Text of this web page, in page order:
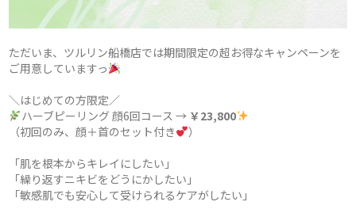
ただいま、ツルリン船橋店では期間限定の超お得なキャンペーンを
ご用意していますっ
＼はじめての方限定／
ハーブピーリング 顔6回コース → ￥23,800
（初回のみ、顔＋首のセット付き
）
「肌を根本からキレイにしたい」
「繰り返すニキビをどうにかしたい」
「敏感肌でも安心して受けられるケアがしたい」